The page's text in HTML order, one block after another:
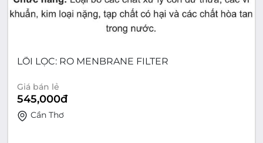
LÕI LỌC: RO MENBRANE FILTER
Giá bán lẻ
545,000đ
Cần Thơ